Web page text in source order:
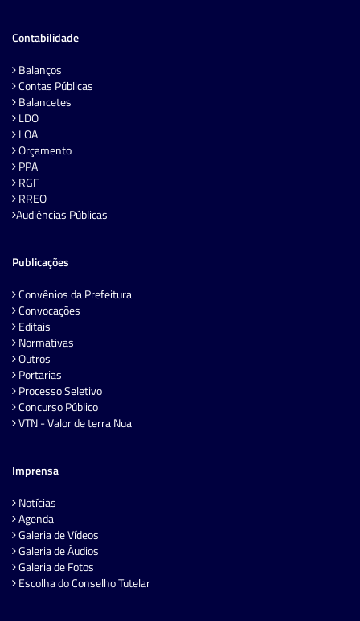
Contabilidade
Balanços
Contas Públicas
Balancetes
LDO
LOA
Orçamento
PPA
RGF
RREO
Audiências Públicas
Publicações
Convênios da Prefeitura
Convocações
Editais
Normativas
Outros
Portarias
Processo Seletivo
Concurso Público
VTN - Valor de terra Nua
Imprensa
Notícias
Agenda
Galeria de Vídeos
Galeria de Áudios
Galeria de Fotos
Escolha do Conselho Tutelar